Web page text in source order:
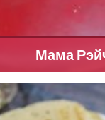
Мама